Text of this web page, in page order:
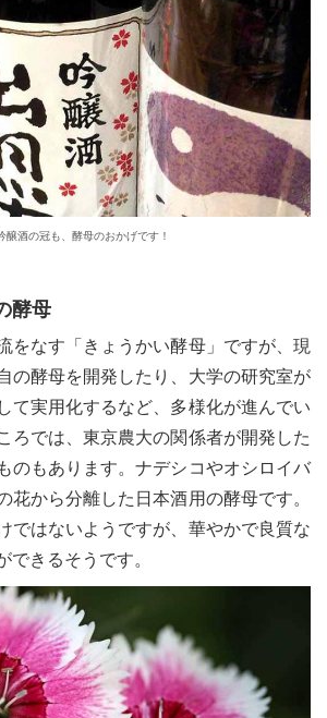
醸酒の冠も、酵母のおかげです！
酵母
をなす「きょうかい酵母」ですが、現
の酵母を開発したり、大学の研究室が
て実用化するなど、多様化が進んでい
ろでは、東京農大の関係者が開発した
のもあります。ナデシコやオシロイバ
花から分離した日本酒用の酵母です。
ではないようですが、華やかで良質な
できるそうです。